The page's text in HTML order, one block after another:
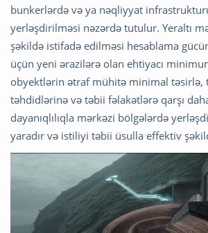
bunkerlərdə və ya nəqliyyat
yerləşdirilməsi nəzərdə tutulur. Yeraltı
şəkildə istifadə edilməsi hesablama
üçün yeni ərazilərə olan ehtiyacı
obyektlərin ətraf mühitə minimal təsirlə,
təhdidlərinə və təbii fəlakətlərə qarşı
dayanıqlılıqla mərkəzi bölgələrdə
yaradır və istiliyi təbii üsulla effektiv